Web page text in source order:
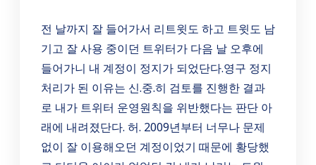
전 날까지 잘 들어가서 리트윗도 하고 트윗도 남
기고 잘 사용 중이던 트위터가 다음 날 오후에
들어가니 내 계정이 정지가 되었단다.영구 정지
처리가 된 이유는 신.중.히 검토를 진행한 결과
로 내가 트위터 운영원칙을 위반했다는 판단 아
래에 내려졌단다. 허. 2009년부터 너무나 문제
없이 잘 이용해오던 계정이었기 때문에 황당했